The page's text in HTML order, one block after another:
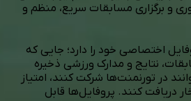
و برگزاری مسابقات سریع، منظم و
اختصاصی خود را دارد؛ جایی که
نتایج و مدارک ورزشی ذخیره
در تورنمنت‌ها شرکت کنند، امتیاز
دریافت کنند. پروفایل‌ها قابل